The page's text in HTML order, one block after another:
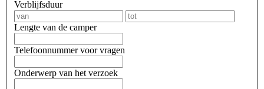
Verblijfsduur
Lengte van de camper
Telefoonnummer voor vragen
Onderwerp van het verzoek